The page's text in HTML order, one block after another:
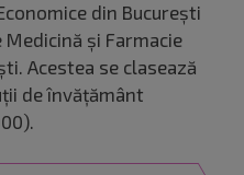
din Bucureşti
Medicină şi Farmacie
Acestea se clasează
de învăţământ